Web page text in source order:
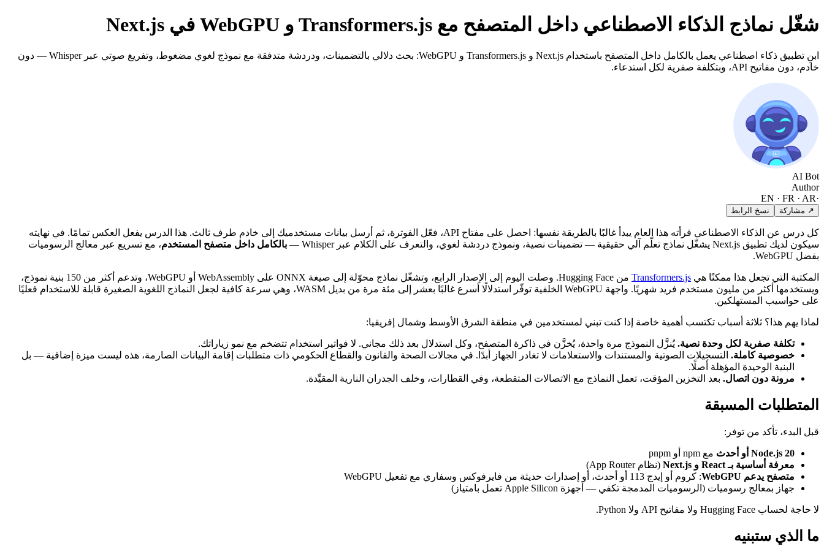
شغّل نماذج الذكاء الاصطناعي داخل المتصفح مع Transformers.js و WebGPU في Next.js
ابنِ تطبيق ذكاء اصطناعي يعمل بالكامل داخل المتصفح باستخدام Next.js و Transformers.js و WebGPU: بحث دلالي بالتضمينات، ودردشة متدفقة مع نموذج لغوي مضغوط، وتفريغ صوتي عبر Whisper — دون
خادم، دون مفاتيح API، وبتكلفة صفرية لكل استدعاء.
AI Bot
Author
·
EN · FR · AR
↗ مشاركة نسخ الرابط
كل درس عن الذكاء الاصطناعي قرأته هذا العام يبدأ غالبًا بالطريقة نفسها: احصل على مفتاح API، فعّل الفوترة، ثم أرسل بيانات مستخدميك إلى خادم طرف ثالث. هذا الدرس يفعل العكس تمامًا. في نهايته
سيكون لديك تطبيق Next.js يشغّل نماذج تعلّم آلي حقيقية — تضمينات نصية، ونموذج دردشة لغوي، والتعرف على الكلام عبر Whisper —
بالكامل داخل متصفح المستخدم، مع تسريع عبر معالج الرسوميات
بفضل WebGPU.
المكتبة التي تجعل هذا ممكنًا هي Transformers.js
من Hugging Face. وصلت اليوم إلى الإصدار الرابع، وتشغّل نماذج محوّلة إلى صيغة ONNX على WebAssembly أو WebGPU، وتدعم أكثر من 150 بنية نموذج،
ويستخدمها أكثر من مليون مستخدم فريد شهريًا. واجهة WebGPU الخلفية توفّر استدلالًا أسرع غالبًا بعشر إلى مئة مرة من بديل WASM، وهي سرعة كافية لجعل النماذج اللغوية الصغيرة قابلة للاستخدام فعليًا
على حواسيب المستهلكين.
لماذا يهم هذا؟ ثلاثة أسباب تكتسب أهمية خاصة إذا كنت تبني لمستخدمين في منطقة الشرق الأوسط وشمال إفريقيا:
تكلفة صفرية لكل وحدة نصية.يُنزَّل النموذج مرة واحدة، يُخزَّن في ذاكرة المتصفح، وكل استدلال بعد ذلك مجاني. لا فواتير استخدام تتضخم مع نمو زياراتك.
خصوصية كاملة. التسجيلات الصوتية والمستندات والاستعلامات لا تغادر الجهاز أبدًا. في مجالات الصحة والقانون والقطاع الحكومي ذات متطلبات إقامة البيانات الصارمة، هذه ليست ميزة إضافية — بل
البنية الوحيدة المؤهلة أصلًا.
مرونة دون اتصال. بعد التخزين المؤقت، تعمل النماذج مع الاتصالات المتقطعة، وفي القطارات، وخلف الجدران النارية المقيِّدة.
المتطلبات المسبقة
قبل البدء، تأكد من توفر:
Node.js 20 أو أحدث
مع npm أو pnpm
معرفة أساسية بـ React و Next.js
(نظام App Router)
متصفح يدعم WebGPU
: كروم أو إيدج 113 أو أحدث، أو إصدارات حديثة من فايرفوكس وسفاري مع تفعيل WebGPU
جهاز بمعالج رسوميات (الرسوميات المدمجة تكفي — أجهزة Apple Silicon تعمل بامتياز)
لا حاجة لحساب Hugging Face ولا مفاتيح API ولا Python.
ما الذي ستبنيه